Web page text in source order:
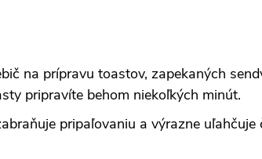
na prípravu toastov, zapekaných
pripravíte behom niekoľkých minút.
pripaľovaniu a výrazne uľahčuje